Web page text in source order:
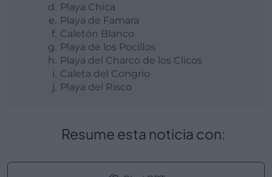
Playa Chica
Playa de Famara
Caletón Blanco
Playa de los Pocillos
Playa del Charco de los Clicos
Caleta del Congrio
Playa del Risco
Resume esta noticia con: